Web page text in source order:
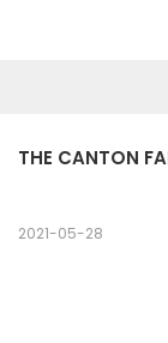
THE CANTON
2021-05-28